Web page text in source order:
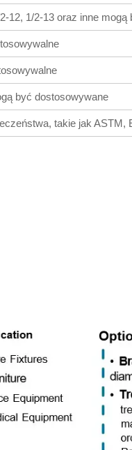
12, 1/2-13 oraz inne
być dostosowywane
takie jak ASTM,